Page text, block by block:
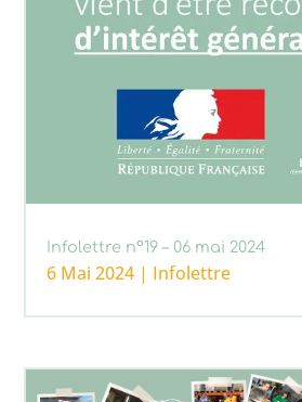
Infolettre n°19 – 06 mai 2024
6 Mai 2024 | Infolettre